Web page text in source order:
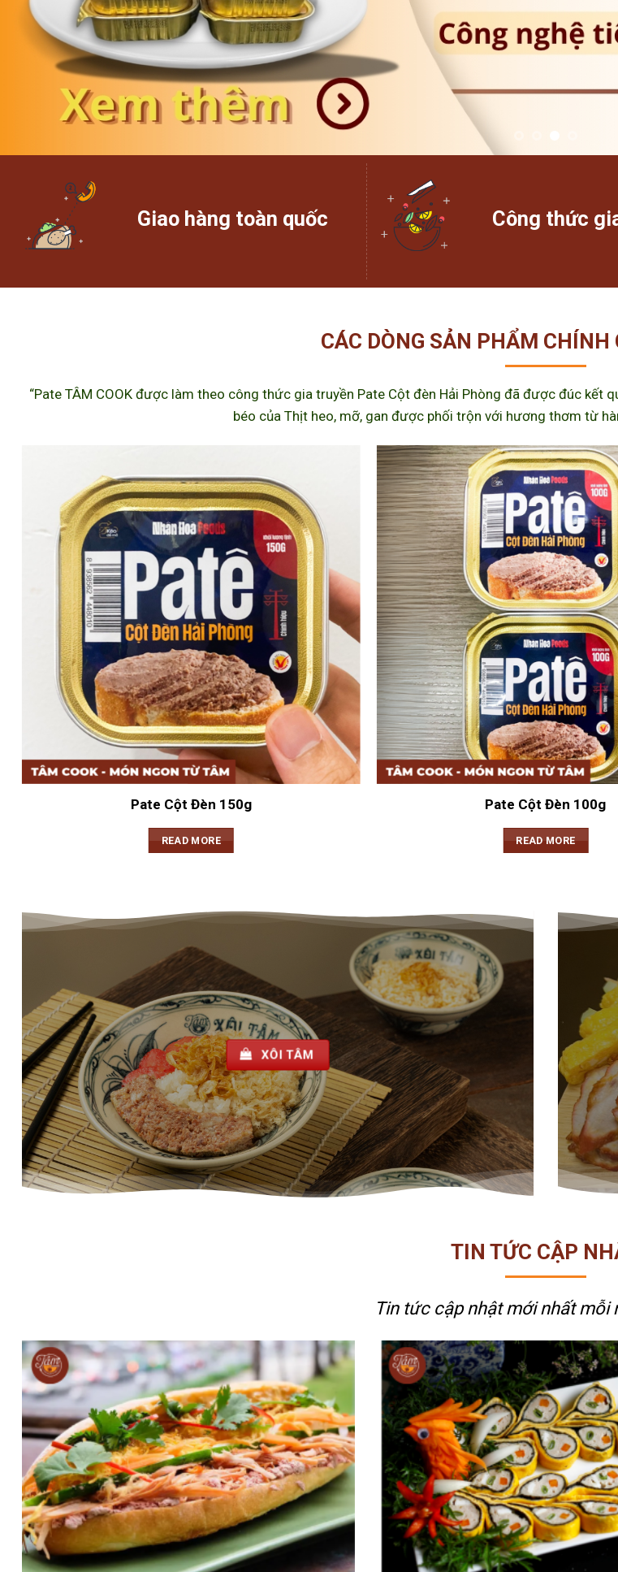
Giao hàng toàn quốc Công thức
CÁC DÒNG SẢN PHẨM CHÍNH
“Pate TÂM COOK được làm theo công thức gia truyền Pate Cột đèn Hải Phòng đã được đúc
béo của Thịt heo, mỡ, gan được phối trộn với hương thơm từ
Pate Cột Đèn 150g
READ MORE
Pate Cột Đèn 100g
READ MORE
XÔI TÂM
TIN TỨC CẬP
Tin tức cập nhật mới nhấtmỗi